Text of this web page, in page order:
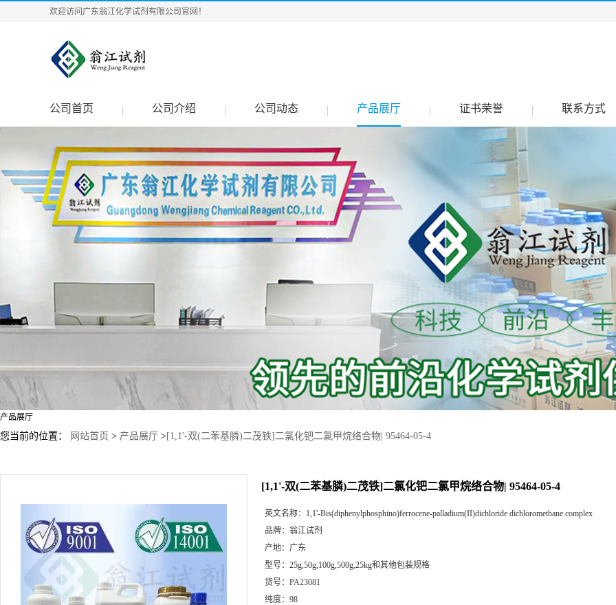
欢迎访问广东翁江化学试剂有限公司官网！
公司首页 公司介绍 公司动态 产品展厅 证书荣誉 联系方式
产品展厅
您当前的位置： 网站首页 > 产品展厅 >[1,1'-双(二苯基膦)二茂铁]二氯化钯二氯甲烷络合物| 95464-05-4
[1,1'-双(二苯基膦)二茂铁]二氯化钯二氯甲烷络合物| 95464-05-4
英文名称： 1,1'-Bis(diphenylphosphino)ferrocene-palladium(II)dichloride dichloromethane complex
品牌： 翁江试剂
产地： 广东
型号： 25g,50g,100g,500g,25kg和其他包装规格
货号： PA23081
纯度： 98